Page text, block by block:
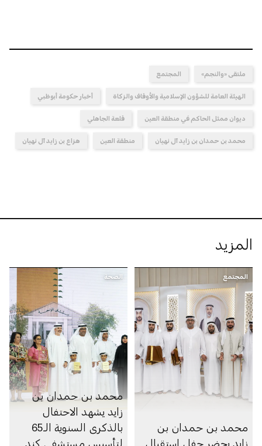
ملتقى «والنجم» المجتمع
الهيئة العامة للشؤون الإسلامية والأوقاف والزكاة أخبار حكومة أبوظبي
ديوان ممثل الحاكم في منطقة العين قلعة الجاهلي
محمد بن حمدان بن زايد آل نهيان منطقة العين هزاع بن زايد آل نهيان
المزيد
المجتمع
محمد بن حمدان بن
زايد يحضر حفل استقبال
الصحة
محمد بن حمدان بن
زايد يشهد الاحتفال
بالذكرى السنوية الـ65
لتأسيس مستشفى كند